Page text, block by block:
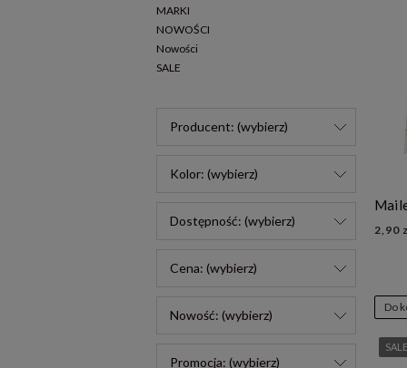
MARKI
NOWOŚCI
Nowości
SALE
Producent: (wybierz)
Kolor: (wybierz)
Dostępność: (wybierz)
Cena: (wybierz)
Nowość: (wybierz)
Promocja: (wybierz)
2,90
Do
SALE